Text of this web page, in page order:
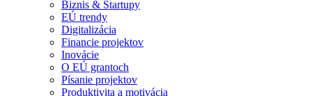
Biznis & Startupy
EÚ trendy
Digitalizácia
Financie projektov
Inovácie
O EÚ grantoch
Písanie projektov
Produktivita a motivácia